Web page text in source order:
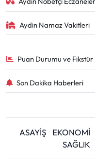
Aydin Namaz Vakitleri
Puan Durumu ve Fikstür
Son Dakika Haberleri
ASAYİŞ EKONOMİ
SAĞLIK